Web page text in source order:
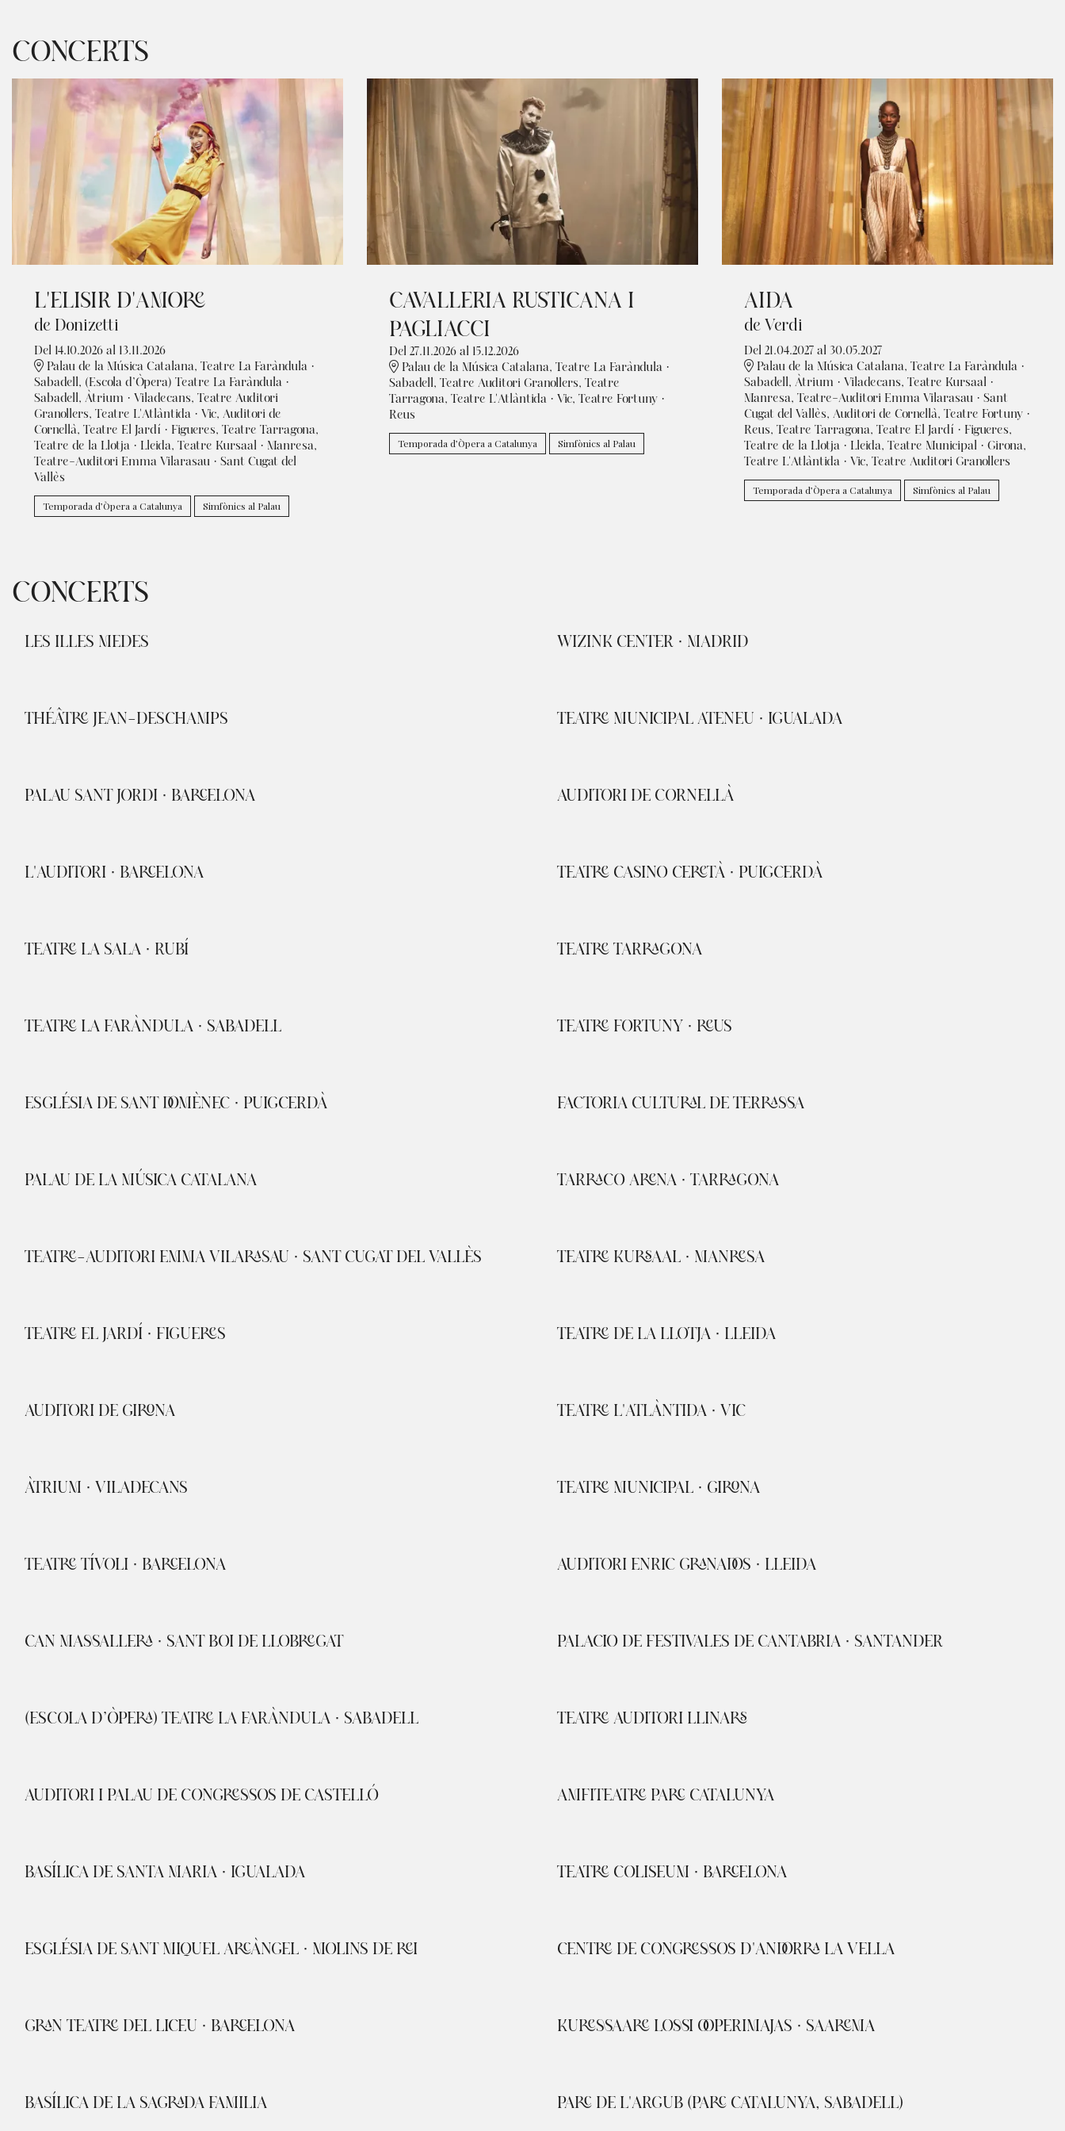
CONCERTS
L'ELISIR D'AMORE
de Donizetti
Del 14.10.2026 al 13.11.2026
Palau de la Música Catalana, Teatre La Faràndula ·
Sabadell, (Escola d’Òpera) Teatre La Faràndula ·
Sabadell, Àtrium · Viladecans, Teatre Auditori
Granollers, Teatre L'Atlàntida · Vic, Auditori de
Cornellà, Teatre El Jardí · Figueres, Teatre Tarragona,
Teatre de la Llotja · Lleida, Teatre Kursaal · Manresa,
Teatre-Auditori Emma Vilarasau · Sant Cugat del
Vallès
Temporada d’Òpera a Catalunya Simfònics al Palau
CAVALLERIA RUSTICANA I
PAGLIACCI
Del 27.11.2026 al 15.12.2026
Palau de la Música Catalana, Teatre La Faràndula ·
Sabadell, Teatre Auditori Granollers, Teatre
Tarragona, Teatre L'Atlàntida · Vic, Teatre Fortuny ·
Reus
Temporada d’Òpera a Catalunya Simfònics al Palau
AIDA
de Verdi
Del 21.04.2027 al 30.05.2027
Palau de la Música Catalana, Teatre La Faràndula ·
Sabadell, Àtrium · Viladecans, Teatre Kursaal ·
Manresa, Teatre-Auditori Emma Vilarasau · Sant
Cugat del Vallès, Auditori de Cornellà, Teatre Fortuny ·
Reus, Teatre Tarragona, Teatre El Jardí · Figueres,
Teatre de la Llotja · Lleida, Teatre Municipal · Girona,
Teatre L'Atlàntida · Vic, Teatre Auditori Granollers
Temporada d’Òpera a Catalunya Simfònics al Palau
CONCERTS
LES ILLES MEDES WIZINK CENTER · MADRID
THÉÂTRE JEAN-DESCHAMPS TEATRE MUNICIPAL ATENEU · IGUALADA
PALAU SANT JORDI · BARCELONA AUDITORI DE CORNELLÀ
L'AUDITORI · BARCELONA TEATRE CASINO CERETÀ · PUIGCERDÀ
TEATRE LA SALA · RUBÍ TEATRE TARRAGONA
TEATRE LA FARÀNDULA · SABADELL TEATRE FORTUNY · REUS
ESGLÉSIA DE SANT DOMÈNEC · PUIGCERDÀ FACTORIA CULTURAL DE TERRASSA
PALAU DE LA MÚSICA CATALANA TARRACO ARENA · TARRAGONA
TEATRE-AUDITORI EMMA VILARASAU · SANT CUGAT DEL VALLÈS TEATRE KURSAAL · MANRESA
TEATRE EL JARDÍ · FIGUERES TEATRE DE LA LLOTJA · LLEIDA
AUDITORI DE GIRONA TEATRE L'ATLÀNTIDA · VIC
ÀTRIUM · VILADECANS TEATRE MUNICIPAL · GIRONA
TEATRE TÍVOLI · BARCELONA AUDITORI ENRIC GRANADOS · LLEIDA
CAN MASSALLERA · SANT BOI DE LLOBREGAT PALACIO DE FESTIVALES DE CANTABRIA · SANTANDER
(ESCOLA D’ÒPERA) TEATRE LA FARÀNDULA · SABADELL TEATRE AUDITORI LLINARS
AUDITORI I PALAU DE CONGRESSOS DE CASTELLÓ AMFITEATRE PARC CATALUNYA
BASÍLICA DE SANTA MARIA · IGUALADA TEATRE COLISEUM · BARCELONA
ESGLÉSIA DE SANT MIQUEL ARCÀNGEL · MOLINS DE REI CENTRE DE CONGRESSOS D'ANDORRA LA VELLA
GRAN TEATRE DEL LICEU · BARCELONA KURESSAARE LOSSI OOPERIMAJAS · SAAREMA
BASÍLICA DE LA SAGRADA FAMILIA PARC DE L'ARGUB (PARC CATALUNYA, SABADELL)